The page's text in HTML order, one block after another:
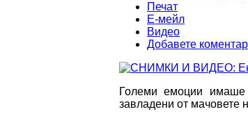
Печат
Е-мейл
Видео
Добавете коментар
Големи емоции имаше
завладени от мачовете